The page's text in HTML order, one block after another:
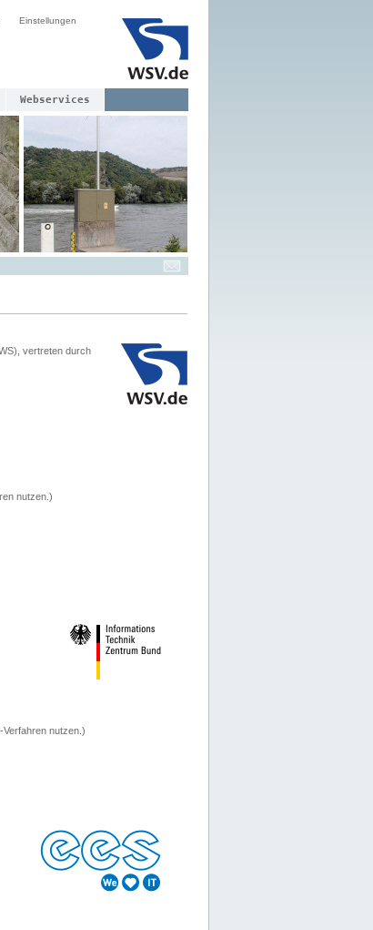
Einstellungen
Webservices
vertreten durch
nutzen.)
nutzen.)